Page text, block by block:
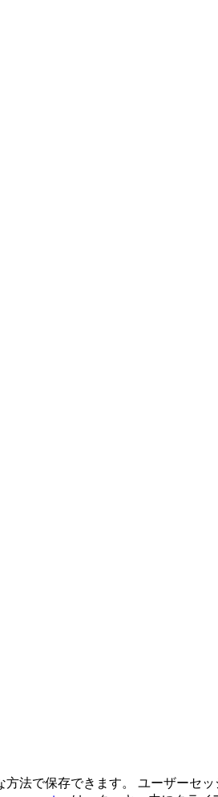
法で保存できます。 ユーザーセ